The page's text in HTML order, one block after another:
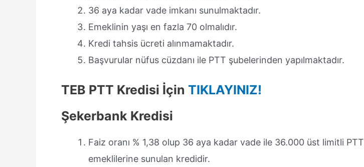
36 aya kadar vade imkanı sunulmaktadır.
Emeklinin yaşı en fazla 70 olmalıdır.
Kredi tahsis ücreti alınmamaktadır.
Başvurular nüfus cüzdanı ile PTT şubelerinden yapılmaktadır.
TEB PTT Kredisi İçin TIKLAYINIZ!
Şekerbank Kredisi
Faiz oranı % 1,38 olup 36 aya kadar vade ile 36.000 üst limitli PTT
emeklilerine sunulan kredidir.